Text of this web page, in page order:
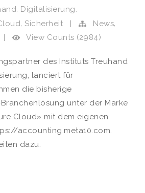
, Digitalisierung,
, Sicherheit | News,
| View Counts (2984)
des Instituts Treuhand
lanciert für
die bisherige
unter der Marke
Cloud» mit dem eigenen
accounting.meta10.com.
dazu.